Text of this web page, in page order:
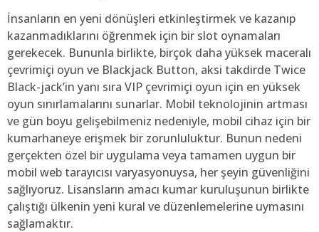
İnsanların en yeni dönüşleri etkinleştirmek ve kazanıp
kazanmadıklarını öğrenmek için bir slot oynamaları
gerekecek. Bununla birlikte, birçok daha yüksek maceralı
çevrimiçi oyun ve Blackjack Button, aksi takdirde Twice
Black-jack’in yanı sıra VIP çevrimiçi oyun için en yüksek
oyun sınırlamalarını sunarlar. Mobil teknolojinin artması
ve gün boyu gelişebilmeniz nedeniyle, mobil cihaz için bir
kumarhaneye erişmek bir zorunluluktur. Bunun nedeni
gerçekten özel bir uygulama veya tamamen uygun bir
mobil web tarayıcısı varyasyonuysa, her şeyin güvenliğini
sağlıyoruz. Lisansların amacı kumar kuruluşunun birlikte
çalıştığı ülkenin yeni kural ve düzenlemelerine uymasını
sağlamaktır.